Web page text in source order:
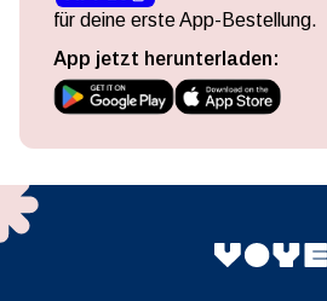
für deine erste App-Bestellung.
App jetzt herunterladen: